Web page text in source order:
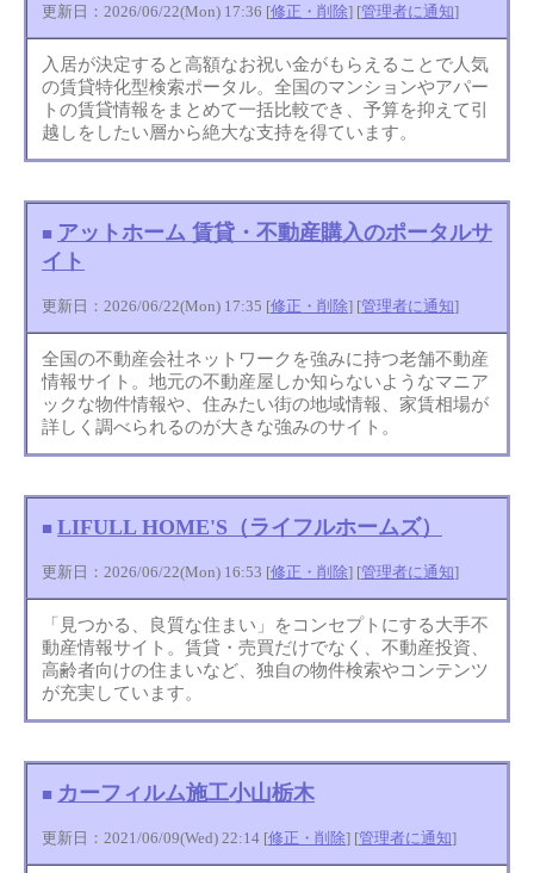
更新日：2026/06/22(Mon) 17:36 [修正・削除] [管理者に通知]
入居が決定すると高額なお祝い金がもらえることで人気
の賃貸特化型検索ポータル。全国のマンションやアパー
トの賃貸情報をまとめて一括比較でき、予算を抑えて引
越しをしたい層から絶大な支持を得ています。
■ アットホーム 賃貸・不動産購入のポータルサ
イト
更新日：2026/06/22(Mon) 17:35 [修正・削除] [管理者に通知]
全国の不動産会社ネットワークを強みに持つ老舗不動産
情報サイト。地元の不動産屋しか知らないようなマニア
ックな物件情報や、住みたい街の地域情報、家賃相場が
詳しく調べられるのが大きな強みのサイト。
■ LIFULL HOME'S（ライフルホームズ）
更新日：2026/06/22(Mon) 16:53 [修正・削除] [管理者に通知]
「見つかる、良質な住まい」をコンセプトにする大手不
動産情報サイト。賃貸・売買だけでなく、不動産投資、
高齢者向けの住まいなど、独自の物件検索やコンテンツ
が充実しています。
■ カーフィルム施工小山栃木
更新日：2021/06/09(Wed) 22:14 [修正・削除] [管理者に通知]